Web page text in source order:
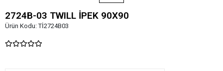
2724B-03 TWILL İPEK 90X90
Ürün Kodu:Tİ2724B03